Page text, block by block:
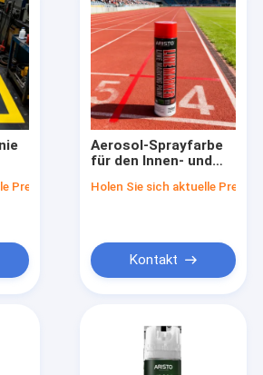
Preis
Aerosol-Sprayfarbe
für den Innen- und
kostenloser Probe -
Holen Sie sich aktuelle Preis
Kontakt